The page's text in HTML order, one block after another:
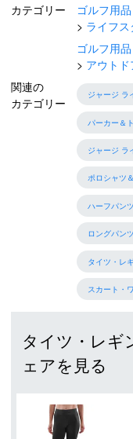
カテゴリー
ゴルフ用
ライフ
ゴルフ用
アウト
関連の
カテゴリー
ジャージ ラ
パーカー＆
ジャージ ラ
ポロシャツ
ハーフパン
ロングパン
タイツ・レ
スカート・
タイツ・レギ
ェアを見る